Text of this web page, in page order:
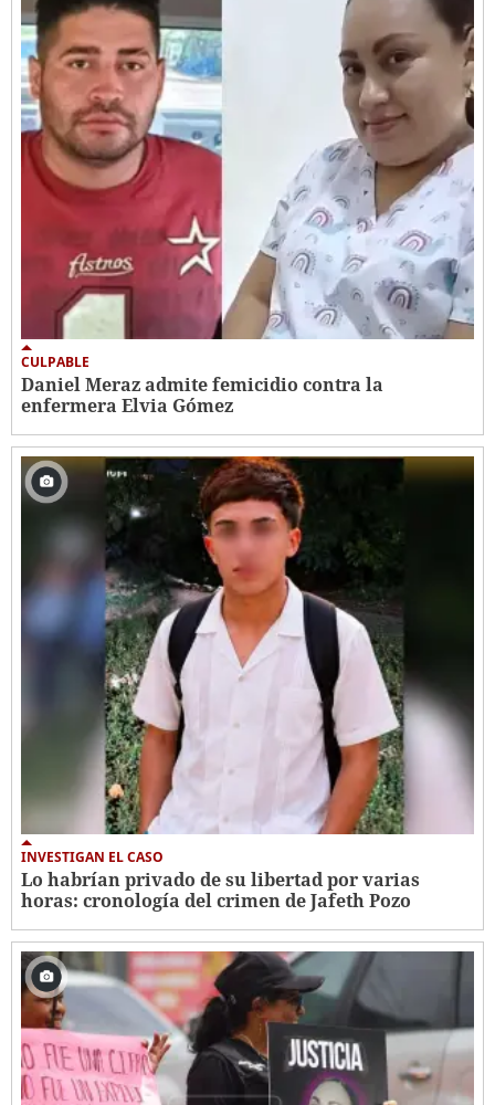
CULPABLE
Daniel Meraz admite femicidio contra la
enfermera Elvia Gómez
INVESTIGAN EL CASO
Lo habrían privado de su libertad por varias
horas: cronología del crimen de Jafeth Pozo